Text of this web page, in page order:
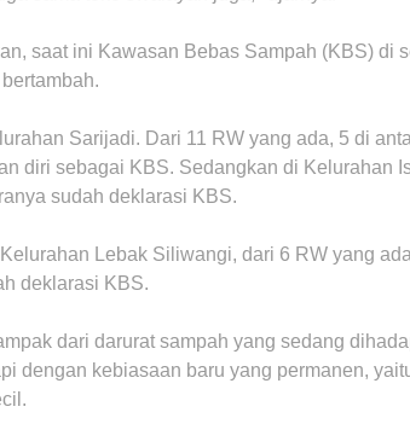
saat ini Kawasan Bebas Sampah (KBS) di
Sarijadi. Dari 11 RW yang ada, 5 di
diri sebagai KBS. Sedangkan di Kelurahan
sudah deklarasi KBS.
Lebak Siliwangi, dari 6 RW yang
deklarasi KBS.
dari darurat sampah yang sedang
dengan kebiasaan baru yang permanen,